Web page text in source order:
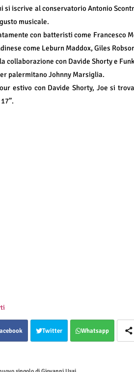
si iscrive al conservatorio Antonio
musicale.
con batteristi come Francesco
come Leburn Maddox, Giles
collaborazione con Davide Shorty e
palermitano Johnny Marsiglia.
estivo con Davide Shorty, Joe si
Twitter Whatsapp